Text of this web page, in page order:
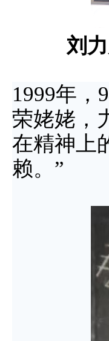
刘
1999年，
荣姥姥，
在精神上
赖。”